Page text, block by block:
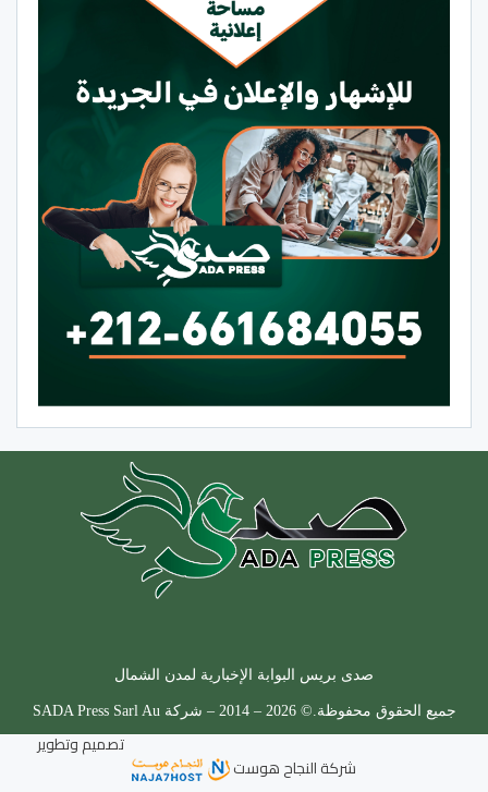
صدى بريس البوابة الإخبارية لمدن الشمال
جميع الحقوق محفوظة.© 2026 – 2014 – شركة SADA Press Sarl Au
تصميم وتطوير
شركةالنجاح هوست